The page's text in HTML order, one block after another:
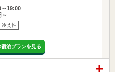
～19:00
～
冷え性
泊プランを見る